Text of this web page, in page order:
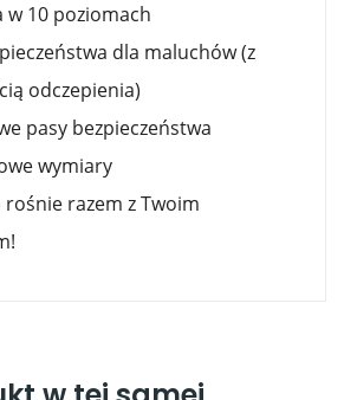
w 10 poziomach
dla maluchów (z
odczepienia)
pasy bezpieczeństwa
wymiary
rośnie razem z Twoim